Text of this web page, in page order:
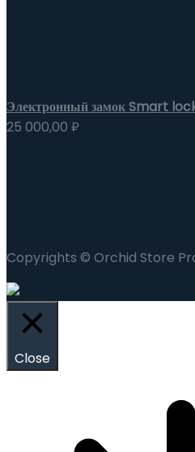
Электронный замок Smart
25 000,00 ₽
Copyrights © Orchid Store
Close